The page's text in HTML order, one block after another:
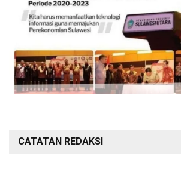
CATATAN REDAKSI